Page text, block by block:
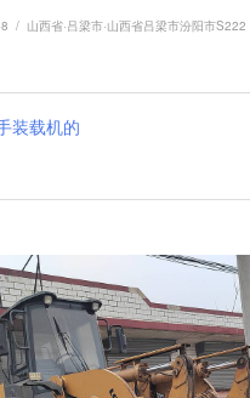
/ 山西省·吕梁市·山西省吕梁市汾阳市S222
装载机的